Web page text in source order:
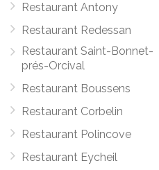
Restaurant Antony
Restaurant Redessan
Restaurant Saint-Bonnet-
prés-Orcival
Restaurant Boussens
Restaurant Corbelin
Restaurant Polincove
Restaurant Eycheil